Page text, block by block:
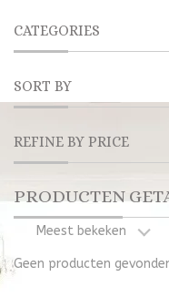
CATEGORIES
SORT BY
REFINE BY PRICE
PRODUCTEN
Meest bekeken
Geen producten